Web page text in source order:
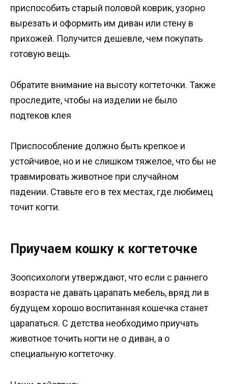
приспособить старый половой коврик, узорно
вырезать и оформить им диван или стену в
прихожей. Получится дешевле, чем покупать
готовую вещь.
Обратите внимание на высоту когтеточки. Также
проследите, чтобы на изделии не было
подтеков клея
Приспособление должно быть крепкое и
устойчивое, но и не слишком тяжелое, что бы не
травмировать животное при случайном
падении. Ставьте его в тех местах, где любимец
точит когти.
Приучаем кошку к когтеточке
Зоопсихологи утверждают, что если с раннего
возраста не давать царапать мебель, вряд ли в
будущем хорошо воспитанная кошечка станет
царапаться. С детства необходимо приучать
животное точить ногти не о диван, а о
специальную когтеточку.